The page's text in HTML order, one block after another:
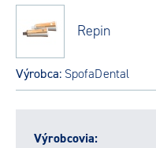
Repin
Výrobca:SpofaDental
Výrobcovia: